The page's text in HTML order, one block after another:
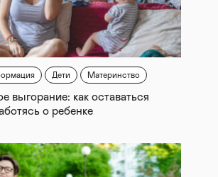
Дети Материнство
выгорание: как оставаться
о ребенке